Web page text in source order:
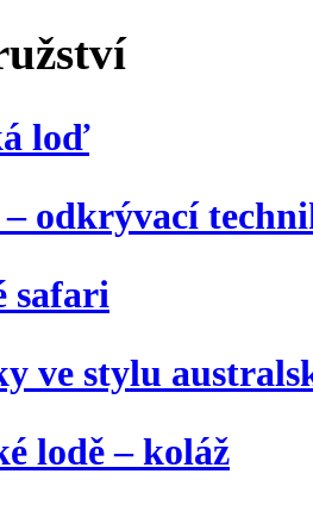
loď
– odkrývací
safari
ve stylu
lodě – koláž